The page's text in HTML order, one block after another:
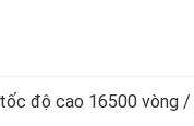
độ cao 16500 vòng